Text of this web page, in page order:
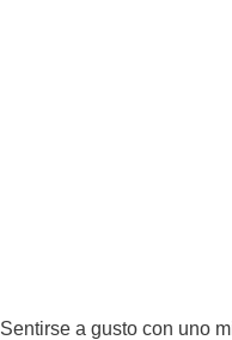
Sentirse a gusto con uno